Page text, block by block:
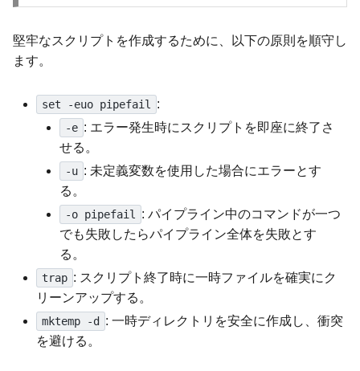
堅牢なスクリプトを作成するために、以下の原則を順守し
ます。
set -euo pipefail :
-e : エラー発生時にスクリプトを即座に終了さ
せる。
-u : 未定義変数を使用した場合にエラーとす
る。
-o pipefail
: パイプライン中のコマンドが一つ
でも失敗したらパイプライン全体を失敗とす
る。
trap : スクリプト終了時に一時ファイルを確実にク
リーンアップする。
mktemp -d
: 一時ディレクトリを安全に作成し、衝突
を避ける。